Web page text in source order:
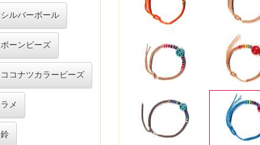
シルバーボール
ボーンビーズ
ココナツカラービーズ
ラメ
鈴